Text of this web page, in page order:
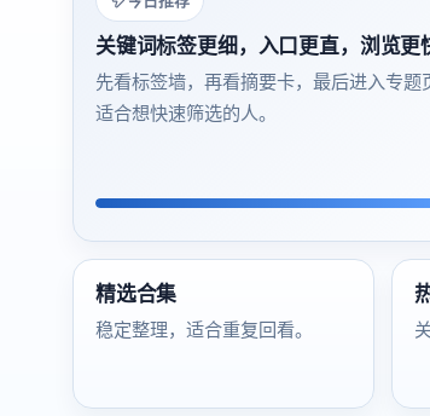
关键词标签更细，入口更直，浏览更
先看标签墙，再看摘要卡，最后进入专题
适合想快速筛选的人。
精选合集
稳定整理，适合重复回看。